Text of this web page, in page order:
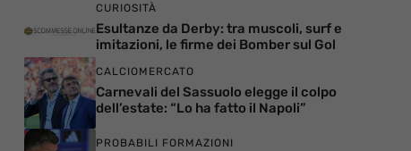
CURIOSITÀ
Esultanze da Derby: tra muscoli, surf e
imitazioni, le firme dei Bomber sul Gol
CALCIOMERCATO
Carnevali del Sassuolo elegge il colpo
dell’estate: “Lo ha fatto il Napoli”
PROBABILI FORMAZIONI